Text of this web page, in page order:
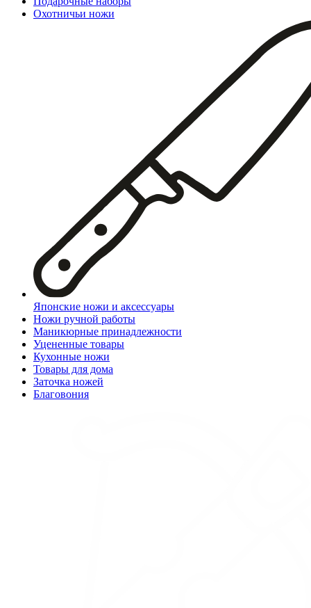
Охотничьи ножи
Японские ножи и аксессуары
Ножи ручной работы
Маникюрные принадлежности
Уцененные товары
Кухонные ножи
Товары для дома
Заточка ножей
Благовония